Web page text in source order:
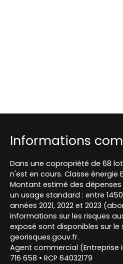
Informations
Dans une copropriété de 68
n'est en cours. Classe énergie
Montant estimé des
un usage standard : entre
années 2021, 2022 et 2023
informations sur les risques
exposé sont disponibles sur le
georisques.gouv.fr.
Agent commercial (Entreprise
716 658 • RCP 64032179